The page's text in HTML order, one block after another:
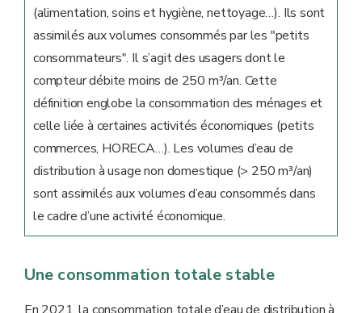
(alimentation, soins et hygiène, nettoyage…). Ils sont
assimilés aux volumes consommés par les "petits
consommateurs". Il s’agit des usagers dont le
compteur débite moins de 250 m³/an. Cette
définition englobe la consommation des ménages et
celle liée à certaines activités économiques (petits
commerces, HORECA…). Les volumes d’eau de
distribution à usage non domestique (> 250 m³/an)
sont assimilés aux volumes d’eau consommés dans
le cadre d’une activité économique.
Une consommation totale stable
En 2021, la consommation totale d’eau de distribution à